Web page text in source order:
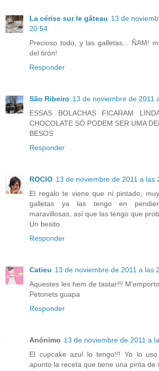
La cérise sur le gâteau 13 de
20:54
Precioso todo, y las galletas... ÑAM!
del tirón!
Responder
São Ribeiro 13 de noviembre de 2011
ESSAS BOLACHAS FICARAM
CHOCOLATE SÓ PODEM SER UMA
BESOS
Responder
ROCIO 13 de noviembre de 2011 a las
El regalo te viene que ni pintado,
galletas ya las tengo en
maravillosas, así que las tengo que
Un besito.
Responder
Catieu 13 de noviembre de 2011 a las
Aquestes les hem de tastar!!! M'emporto
Petonets guapa
Responder
Anónimo 13 de noviembre de 2011 a
El cupcake azul lo tengo!!! Yo lo
apunto la receta que tiene una pinta de